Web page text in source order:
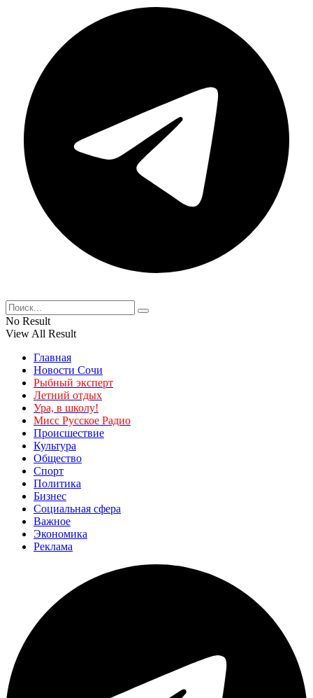
No Result
View All Result
Главная
Новости Сочи
Рыбный эксперт
Летний отдых
Ура, в школу!
Мисс Русское Радио
Происшествие
Культура
Общество
Спорт
Политика
Бизнес
Социальная сфера
Важное
Экономика
Реклама